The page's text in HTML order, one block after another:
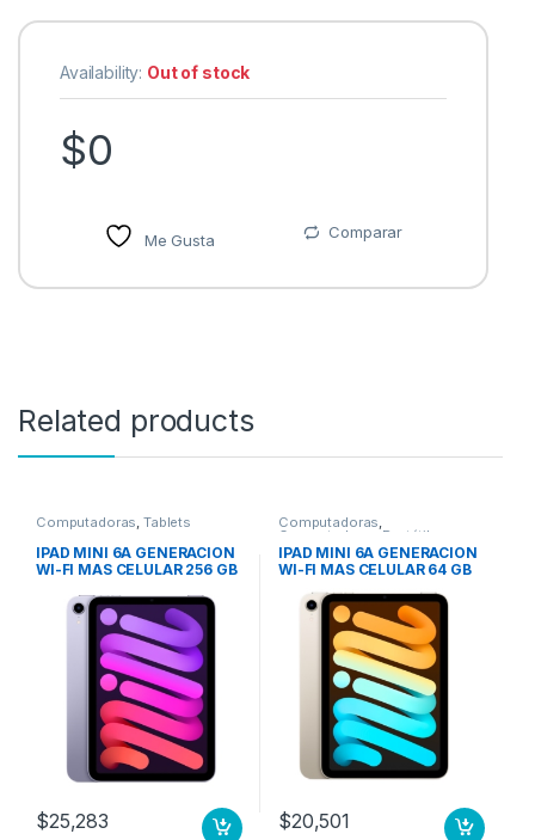
Availability: Out of stock
$0
Me Gusta Comparar
Related products
Computadoras,Tablets
IPAD MINI 6A GENERACION
WI-FI MAS CELULAR 256 GB
$25,283
Computadoras,
Computadoras Portátiles
IPAD MINI 6A GENERACION
WI-FI MAS CELULAR 64 GB
$20,501